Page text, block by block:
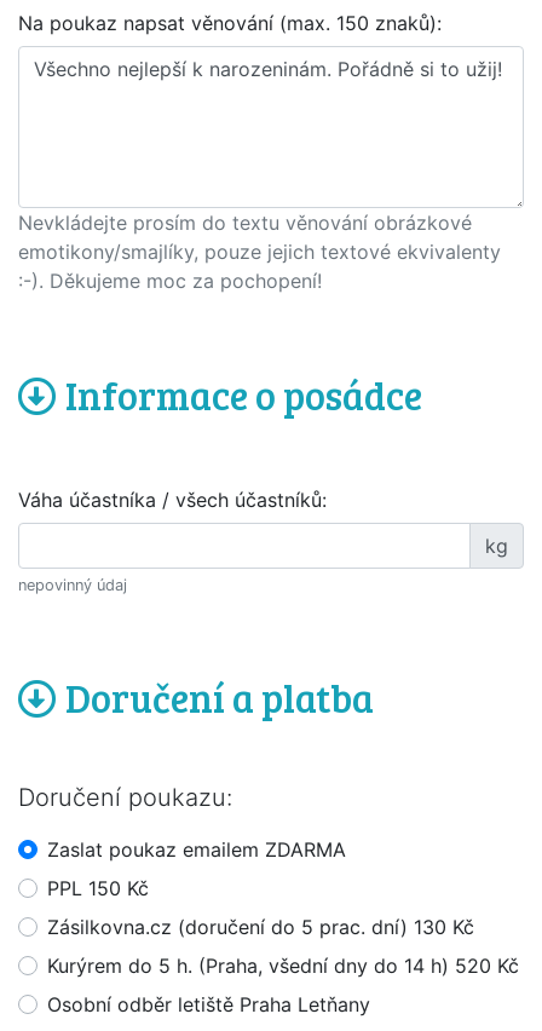
Na poukaz napsat věnování (max. 150 znaků):
Nevkládejte prosím do textu věnování obrázkové
emotikony/smajlíky, pouze jejich textové ekvivalenty
:-). Děkujeme moc za pochopení!
Informace o posádce
Váha účastníka / všech účastníků:
kg
nepovinný údaj
Doručení a platba
Doručení poukazu:
Zaslat poukaz emailem ZDARMA
PPL 150 Kč
Zásilkovna.cz (doručení do 5 prac. dní) 130 Kč
Kurýrem do 5 h. (Praha, všední dny do 14 h) 520 Kč
Osobní odběr letiště Praha Letňany